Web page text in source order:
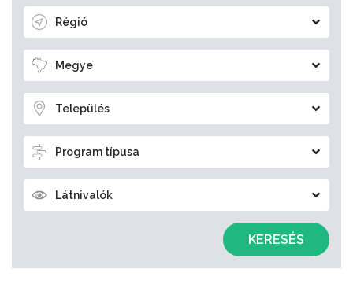
Régió
Megye
Település
Program típusa
Látnivalók
KERESÉS